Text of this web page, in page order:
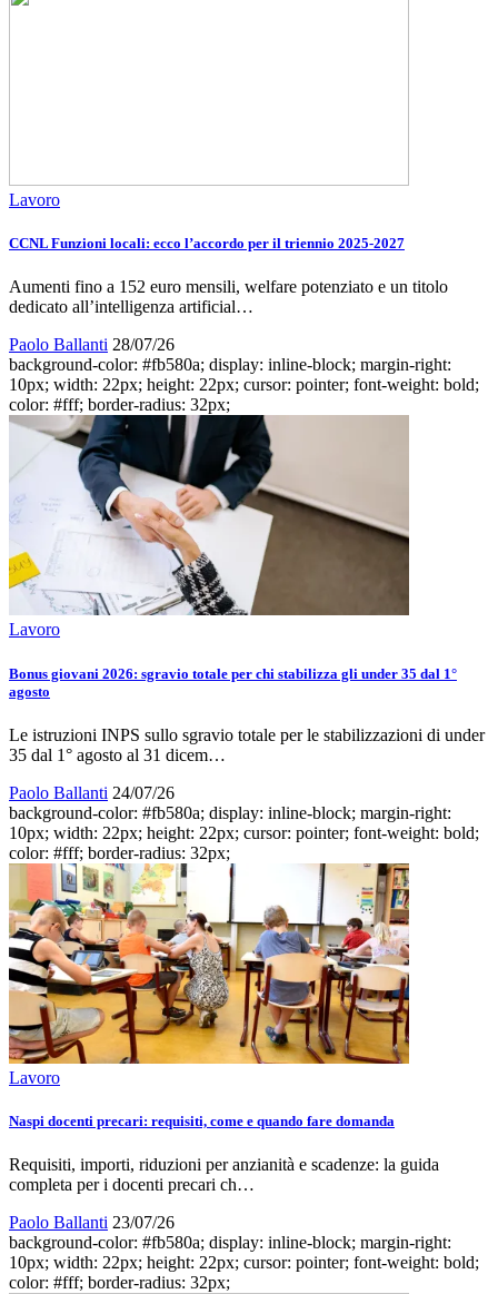
Lavoro
CCNL Funzioni locali: ecco l’accordo per il triennio 2025-2027
Aumenti fino a 152 euro mensili, welfare potenziato e un titolo
dedicato all’intelligenza artificial…
Paolo Ballanti 28/07/26
background-color: #fb580a; display: inline-block; margin-right:
10px; width: 22px; height: 22px; cursor: pointer; font-weight: bold;
color: #fff; border-radius: 32px;
Lavoro
Bonus giovani 2026: sgravio totale per chi stabilizza gli under 35 dal 1°
agosto
Le istruzioni INPS sullo sgravio totale per le stabilizzazioni di under
35 dal 1° agosto al 31 dicem…
Paolo Ballanti 24/07/26
background-color: #fb580a; display: inline-block; margin-right:
10px; width: 22px; height: 22px; cursor: pointer; font-weight: bold;
color: #fff; border-radius: 32px;
Lavoro
Naspi docenti precari: requisiti, come e quando fare domanda
Requisiti, importi, riduzioni per anzianità e scadenze: la guida
completa per i docenti precari ch…
Paolo Ballanti 23/07/26
background-color: #fb580a; display: inline-block; margin-right:
10px; width: 22px; height: 22px; cursor: pointer; font-weight: bold;
color: #fff; border-radius: 32px;